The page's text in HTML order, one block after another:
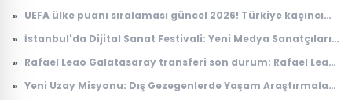
» UEFA ülke puanı sıralaması güncel 2026! Türkiye kaçıncı
» İstanbul'da Dijital Sanat Festivali: Yeni Medya Sanatçıları
» Rafael Leao Galatasaray transferi son durum: Rafael Leao
» Yeni Uzay Misyonu: Dış Gezegenlerde Yaşam Araştırmaları